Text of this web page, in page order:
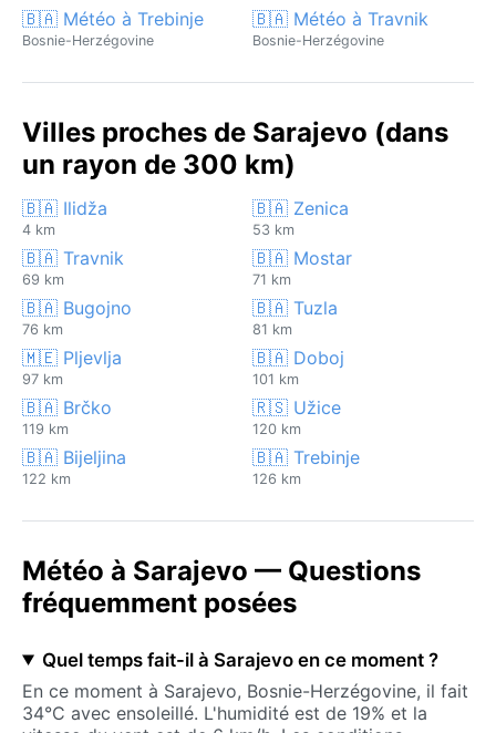
🇧🇦 Météo à Trebinje
Bosnie-Herzégovine
🇧🇦 Météo à Travnik
Bosnie-Herzégovine
Villes proches de Sarajevo (dans
un rayon de 300 km)
🇧🇦 Ilidža
4 km
🇧🇦 Zenica
53 km
🇧🇦 Travnik
69 km
🇧🇦 Mostar
71 km
🇧🇦 Bugojno
76 km
🇧🇦 Tuzla
81 km
🇲🇪 Pljevlja
97 km
🇧🇦 Doboj
101 km
🇧🇦 Brčko
119 km
🇷🇸 Užice
120 km
🇧🇦 Bijeljina
122 km
🇧🇦 Trebinje
126 km
Météo à Sarajevo — Questions
fréquemment posées
Quel temps fait-il à Sarajevo en ce moment ?
En ce moment à Sarajevo, Bosnie-Herzégovine, il fait
34°C avec ensoleillé. L'humidité est de 19% et la